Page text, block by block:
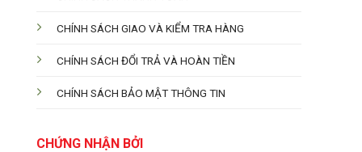
CHÍNH SÁCH GIAO VÀ KIỂM TRA HÀNG
CHÍNH SÁCH ĐỔI TRẢ VÀ HOÀN TIỀN
CHÍNH SÁCH BẢO MẬT THÔNG TIN
CHỨNG NHẬN BỞI